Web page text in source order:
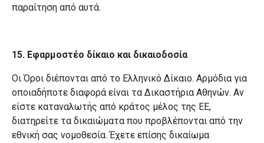
παραίτηση από αυτά.
15. Εφαρμοστέο δίκαιο και δικαιοδοσία
Οι Όροι διέπονται από το Ελληνικό Δίκαιο. Αρμόδια για
οποιαδήποτε διαφορά είναι τα Δικαστήρια Αθηνών. Αν
είστε καταναλωτής από κράτος μέλος της ΕΕ,
διατηρείτε τα δικαιώματα που προβλέπονται από την
εθνική σας νομοθεσία. Έχετε επίσης δικαίωμα